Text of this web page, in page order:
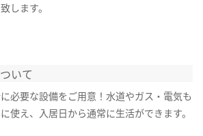
します。
いて
必要な設備をご用意！水道やガス・電気も
使え、入居日から通常に生活ができます。